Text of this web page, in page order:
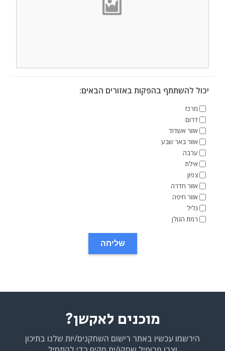
יכול להשתתף בהפקות באזורים הבאים:
מרכז
דרום
אזור אשדוד
אזור באר שבע
ערבה
אילת
צפון
אזור חדרה
אזור חיפה
גליל
רמת הגולן
מוכנים לאקשן?
הירשמו עכשיו באתר רישום השחקנים/יות שלנו בתיכון